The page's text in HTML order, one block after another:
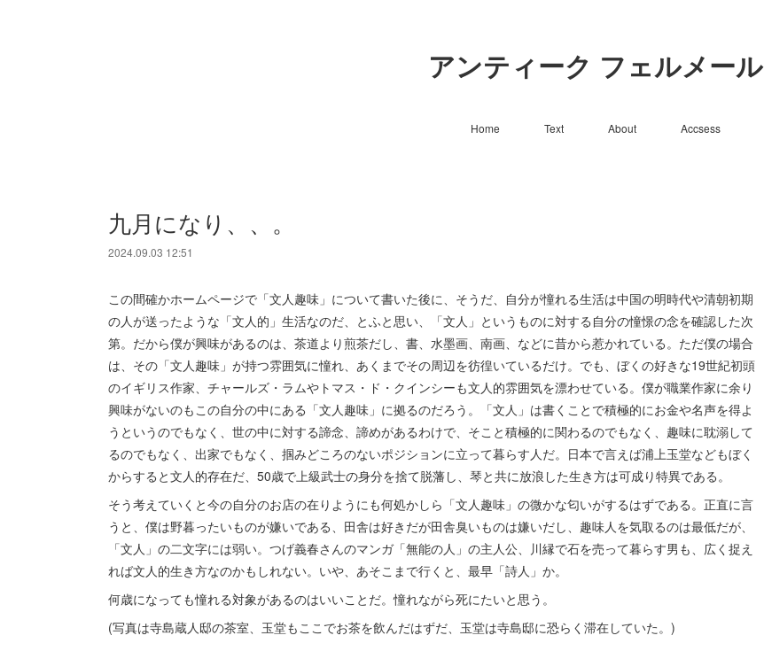
アンティーク フェルメール
Home Text About Accsess
九月になり、、。
2024.09.03 12:51
この間確かホームページで「文人趣味」について書いた後に、そうだ、自分が憧れる生活は中国の明時代や清朝初期
の人が送ったような「文人的」生活なのだ、とふと思い、「文人」というものに対する自分の憧憬の念を確認した次
第。だから僕が興味があるのは、茶道より煎茶だし、書、水墨画、南画、などに昔から惹かれている。ただ僕の場合
は、その「文人趣味」が持つ雰囲気に憧れ、あくまでその周辺を彷徨いているだけ。でも、ぼくの好きな19世紀初頭
のイギリス作家、チャールズ・ラムやトマス・ド・クインシーも文人的雰囲気を漂わせている。僕が職業作家に余り
興味がないのもこの自分の中にある「文人趣味」に拠るのだろう。「文人」は書くことで積極的にお金や名声を得よ
うというのでもなく、世の中に対する諦念、諦めがあるわけで、そこと積極的に関わるのでもなく、趣味に耽溺して
るのでもなく、出家でもなく、掴みどころのないポジションに立って暮らす人だ。日本で言えば浦上玉堂などもぼく
からすると文人的存在だ、50歳で上級武士の身分を捨て脱藩し、琴と共に放浪した生き方は可成り特異である。
そう考えていくと今の自分のお店の在りようにも何処かしら「文人趣味」の微かな匂いがするはずである。正直に言
うと、僕は野暮ったいものが嫌いである、田舎は好きだが田舎臭いものは嫌いだし、趣味人を気取るのは最低だが、
「文人」の二文字には弱い。つげ義春さんのマンガ「無能の人」の主人公、川縁で石を売って暮らす男も、広く捉え
れば文人的生き方なのかもしれない。いや、あそこまで行くと、最早「詩人」か。
何歳になっても憧れる対象があるのはいいことだ。憧れながら死にたいと思う。
(写真は寺島蔵人邸の茶室、玉堂もここでお茶を飲んだはずだ、玉堂は寺島邸に恐らく滞在していた。)